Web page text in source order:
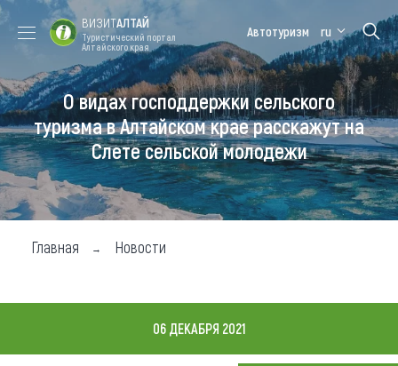
Форум VISIT
ALTAI
Цветение
маральника
Медицинский
форум
Алтайская
зимовка
Туры
Где побывать
Чем заняться
Карта
ВИЗИТАЛТАЙ
Туристический портал
Алтайского края
Автотуризм ru
О видах господдержки сельского
туризма в Алтайском крае расскажут на
Слете сельской молодежи
Главная Новости
06 ДЕКАБРЯ 2021